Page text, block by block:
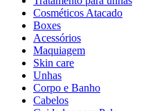
Cosméticos Atacado
Boxes
Acessórios
Maquiagem
Skin care
Unhas
Corpo e Banho
Cabelos